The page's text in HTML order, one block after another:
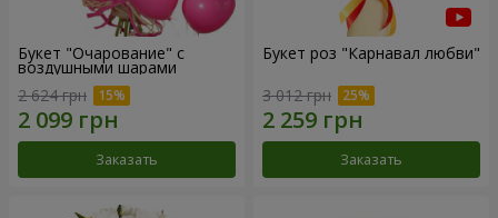
Букет "Очарование" с
воздушными шарами
2 624 грн
Заказать
Букет роз "Карнавал любви"
3 012 грн
Заказать